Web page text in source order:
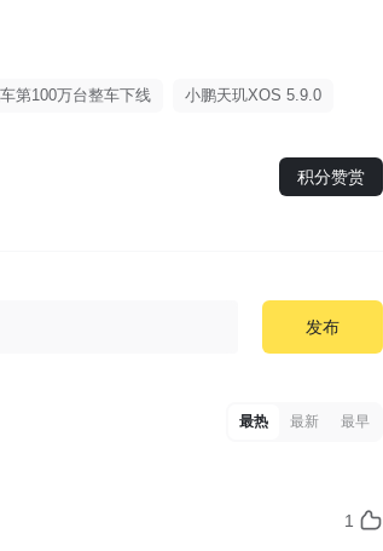
第100万台整车下线 小鹏天玑XOS 5.9.0
积分赞赏
发布
最热 最新 最早
1